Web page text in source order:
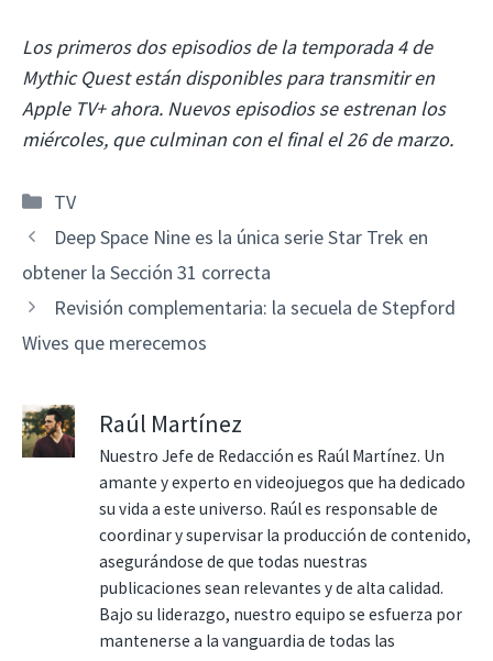
Los primeros dos episodios de la temporada 4 de
Mythic Quest están disponibles para transmitir en
Apple TV+ ahora. Nuevos episodios se estrenan los
miércoles, que culminan con el final el 26 de marzo.
Categorías
TV
Deep Space Nine es la única serie Star Trek en
obtener la Sección 31 correcta
Revisión complementaria: la secuela de Stepford
Wives que merecemos
Raúl Martínez
Nuestro Jefe de Redacción es Raúl Martínez. Un
amante y experto en videojuegos que ha dedicado
su vida a este universo. Raúl es responsable de
coordinar y supervisar la producción de contenido,
asegurándose de que todas nuestras
publicaciones sean relevantes y de alta calidad.
Bajo su liderazgo, nuestro equipo se esfuerza por
mantenerse a la vanguardia de todas las